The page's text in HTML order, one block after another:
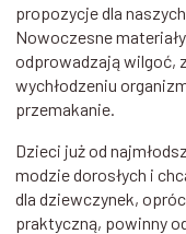
propozycje dla
Nowoczesne
odprowadzają wilgoć,
wychłodzeniu
przemakanie.
Dzieci już od
modzie dorosłych i
dla dziewczynek,
praktyczną, powinny